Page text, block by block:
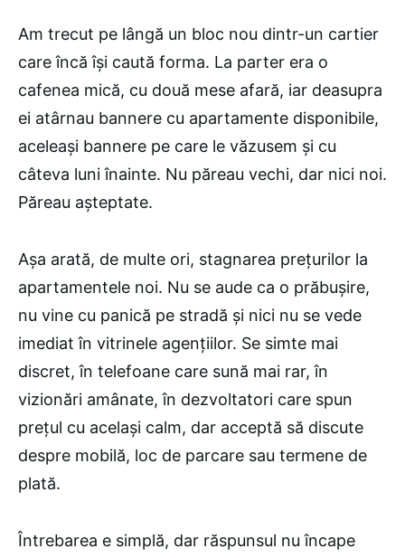
Am trecut pe lângă un bloc nou dintr-un cartier
care încă își caută forma. La parter era o
cafenea mică, cu două mese afară, iar deasupra
ei atârnau bannere cu apartamente disponibile,
aceleași bannere pe care le văzusem și cu
câteva luni înainte. Nu păreau vechi, dar nici noi.
Păreau așteptate.
Așa arată, de multe ori, stagnarea prețurilor la
apartamentele noi. Nu se aude ca o prăbușire,
nu vine cu panică pe stradă și nici nu se vede
imediat în vitrinele agențiilor. Se simte mai
discret, în telefoane care sună mai rar, în
vizionări amânate, în dezvoltatori care spun
prețul cu același calm, dar acceptă să discute
despre mobilă, loc de parcare sau termene de
plată.
Întrebarea e simplă, dar răspunsul nu încape